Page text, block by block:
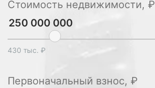
Стоимость недвижимости, ₽
430 тыс. ₽
Первоначальный взнос, ₽